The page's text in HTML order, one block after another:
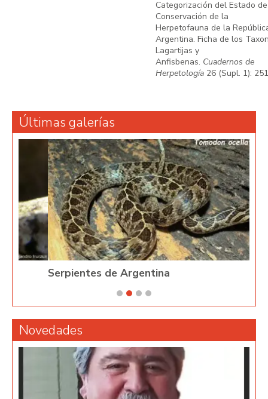
Categorización del Estado de
Conservación de la
Herpetofauna de la
Argentina. Ficha de los
Lagartijas y
Anfisbenas. Cuadernos de
Herpetología 26 (Supl. 1):
Últimas galerías
Serpientes de Argentina
Novedades